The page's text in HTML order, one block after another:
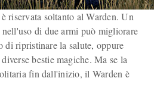
riservata soltanto al Warden. Un
di due armi può migliorare
di ripristinare la salute, oppure
bestie magiche. Ma se la
fin dall'inizio, il Warden è